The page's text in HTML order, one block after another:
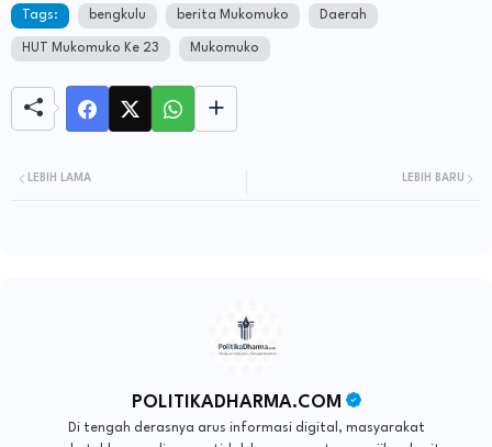
Tags: bengkulu berita Mukomuko Daerah
HUT Mukomuko Ke 23 Mukomuko
LEBIH BARU
LEBIH LAMA
POLITIKADHARMA.COM
Di tengah derasnya arus informasi digital, masyarakat